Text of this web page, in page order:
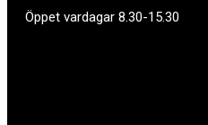
Öppet vardagar 8.30-15.30